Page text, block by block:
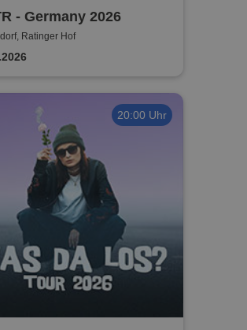
- Germany 2026
Ratinger Hof
20:00 Uhr